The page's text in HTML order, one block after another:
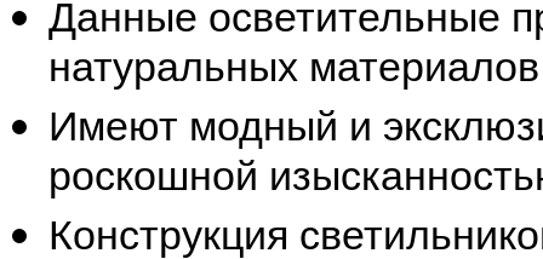
Данные осветительные
натуральных
Имеют модный и
роскошной
Конструкция